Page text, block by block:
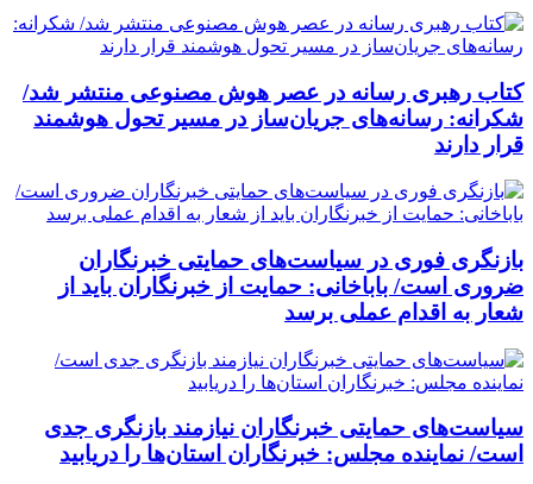
کتاب رهبری رسانه در عصر هوش مصنوعی منتشر شد/
شکرانه: رسانه‌های جریان‌ساز در مسیر تحول هوشمند
قرار دارند
بازنگری فوری در سیاست‌های حمایتی خبرنگاران
ضروری است/ باباخانی: حمایت از خبرنگاران باید از
شعار به اقدام عملی برسد
سیاست‌های حمایتی خبرنگاران نیازمند بازنگری جدی
است/ نماینده مجلس: خبرنگاران استان‌ها را دریابید